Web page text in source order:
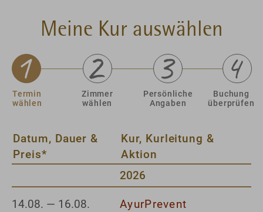
Meine Kur auswählen
Termin
wählen
Zimmer
wählen
Persönliche
Angaben
Buchung
überprüfen
Datum, Dauer &
Preis*
Kur, Kurleitung &
Aktion
2026
14.08. — 16.08.
AyurPrevent